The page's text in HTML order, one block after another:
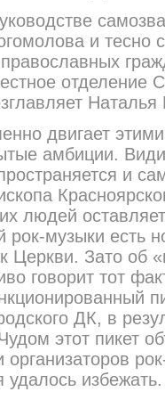
и тесно
отделение
Наталья
двигает
амбиции.
и
людей
рок-музыки есть
Церкви. Зато об
говорит тот
ДК, в
этот пикет
организаторов
удалось избежать.